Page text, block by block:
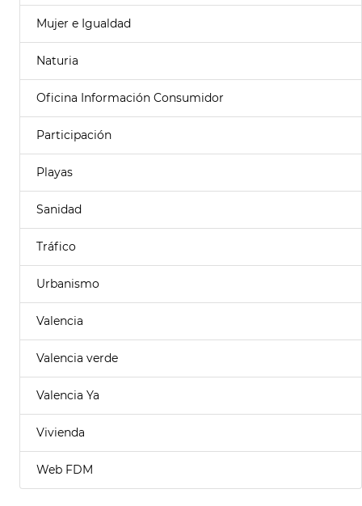
Mujer e Igualdad
Naturia
Oficina Información Consumidor
Participación
Playas
Sanidad
Tráfico
Urbanismo
Valencia
Valencia verde
Valencia Ya
Vivienda
Web FDM